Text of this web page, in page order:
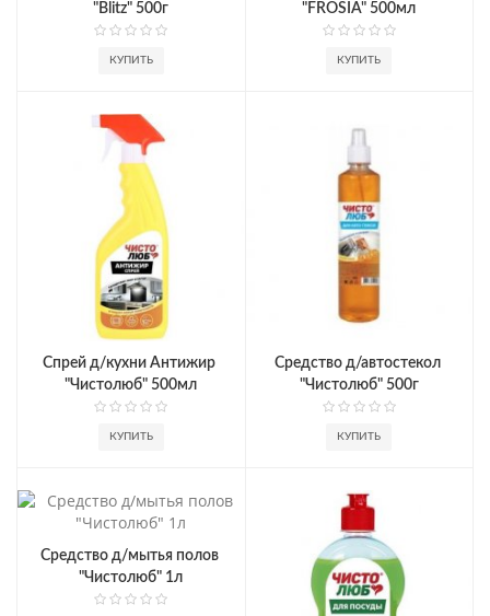
"Blitz" 500г
КУПИТЬ
"FROSIA" 500мл
КУПИТЬ
Спрей д/кухни Антижир
"Чистолюб" 500мл
КУПИТЬ
Средство д/автостекол
"Чистолюб" 500г
КУПИТЬ
Средство д/мытья полов
"Чистолюб" 1л